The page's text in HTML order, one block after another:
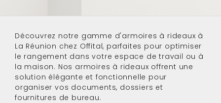
Découvrez notre gamme d'armoires à rideaux à
La Réunion chez Offital, parfaites pour optimiser
le rangement dans votre espace de travail ou à
la maison. Nos armoires à rideaux offrent une
solution élégante et fonctionnelle pour
organiser vos documents, dossiers et
fournitures de bureau.